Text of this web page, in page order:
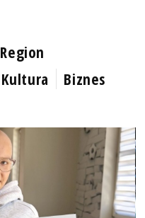
Region
Kultura
Biznes